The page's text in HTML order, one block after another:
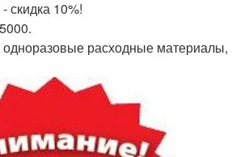
скидка 10%!
одноразовые расходные материалы,